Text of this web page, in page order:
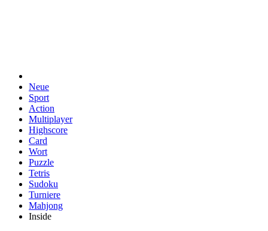
Neue
Sport
Action
Multiplayer
Highscore
Card
Wort
Puzzle
Tetris
Sudoku
Turniere
Mahjong
Inside